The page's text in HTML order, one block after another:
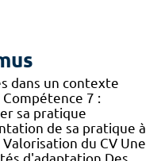
dans un contexte
7 :
sa pratique
de sa pratique à
du CV Une